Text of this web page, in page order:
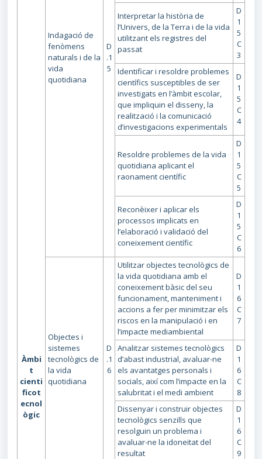
Àmbi
t
cienti
ficot
ecnol
ògic
Indagació de
fenòmens
naturals i de la
vida
quotidiana
D
.1
5
Interpretar la història de
l’Univers, de la Terra i de la vida
utilitzant els registres del
passat
D
1
5
C
3
Identificar i resoldre problemes
científics susceptibles de ser
investigats en l’àmbit escolar,
que impliquin el disseny, la
realització i la comunicació
d’investigacions experimentals
D
1
5
C
4
Resoldre problemes de la vida
quotidiana aplicant el
raonament científic
D
1
5
C
5
Reconèixer i aplicar els
processos implicats en
l’elaboració i validació del
coneixement científic
D
1
5
C
6
Objectes i
sistemes
tecnològics de
la vida
quotidiana
D
.1
6
Utilitzar objectes tecnològics de
la vida quotidiana amb el
coneixement bàsic del seu
funcionament, manteniment i
accions a fer per minimitzar els
riscos en la manipulació i en
l’impacte mediambiental
D
1
6
C
7
Analitzar sistemes tecnològics
d’abast industrial, avaluar-ne
els avantatges personals i
socials, així com l’impacte en la
salubritat i el medi ambient
D
1
6
C
8
Dissenyar i construir objectes
tecnològics senzills que
resolguin un problema i
avaluar-ne la idoneïtat del
resultat
D
1
6
C
9